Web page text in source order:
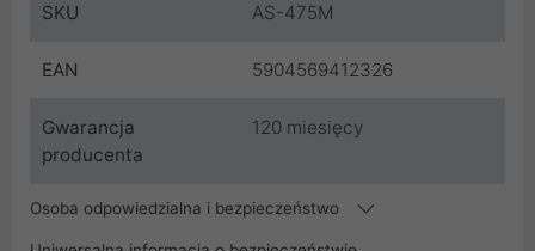
SKU AS-475M
EAN 5904569412326
Gwarancja
producenta
120 miesięcy
Osoba odpowiedzialna i bezpieczeństwo